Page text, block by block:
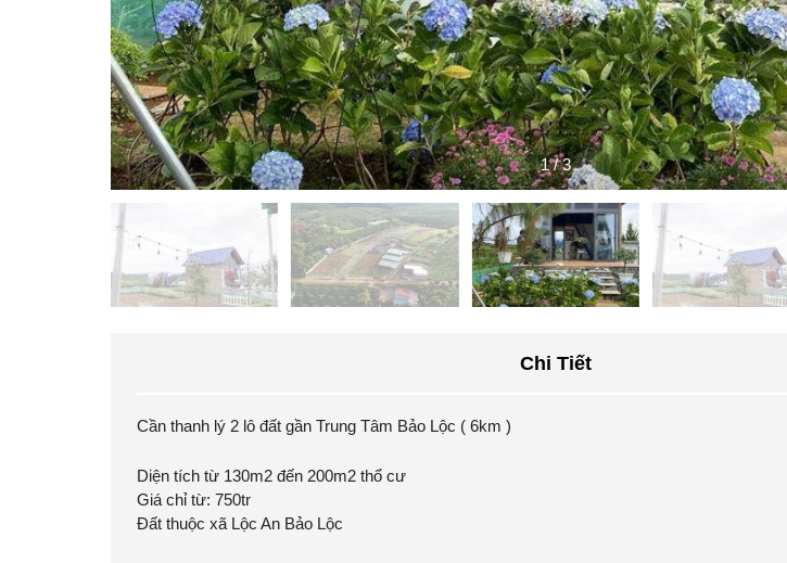
1/3
Chi Tiết
Cần thanh lý 2 lô đất gần Trung Tâm Bảo Lộc ( 6km )
Diện tích từ 130m2 đến 200m2 thổ cư
Giá chỉ từ: 750tr
Đất thuộc xã Lộc An Bảo Lộc